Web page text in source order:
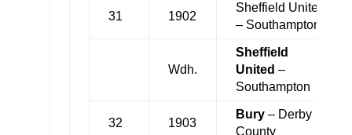
31 1902
Sheffield United
– Southampton
Wdh.
Sheffield
United –
Southampton
32 1903
Bury– Derby
County